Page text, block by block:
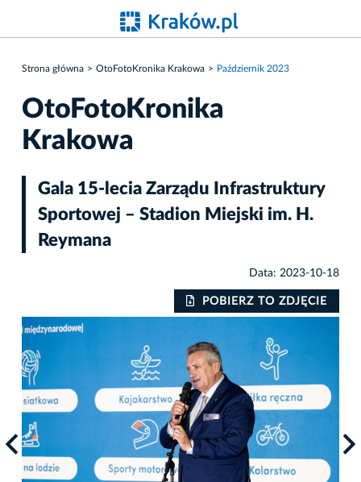
Strona główna OtoFotoKronika Krakowa Październik 2023
OtoFotoKronika
Krakowa
Gala 15-lecia Zarządu Infrastruktury
Sportowej – Stadion Miejski im. H.
Reymana
Data: 2023-10-18
POBIERZ TO ZDJĘCIE